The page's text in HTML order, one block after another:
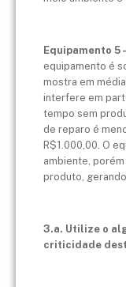
Equipamento 5
equipamento é
mostra em
interfere em
tempo sem
de reparo é
R$1.000,00. O
ambiente,
produto,
3.a. Utilize o
criticidade